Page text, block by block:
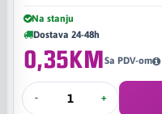
Na stanju
Dostava 24-48h
0,35KMSa PDV-om
- +